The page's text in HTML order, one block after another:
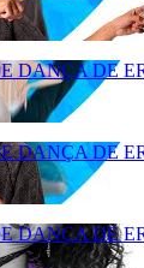
DANÇA DE
DANÇA DE
DANÇA DE